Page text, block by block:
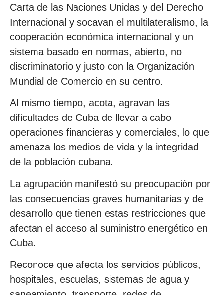
Carta de las Naciones Unidas y del Derecho
Internacional y socavan el multilateralismo, la
cooperación económica internacional y un
sistema basado en normas, abierto, no
discriminatorio y justo con la Organización
Mundial de Comercio en su centro.
Al mismo tiempo, acota, agravan las
dificultades de Cuba de llevar a cabo
operaciones financieras y comerciales, lo que
amenaza los medios de vida y la integridad
de la población cubana.
La agrupación manifestó su preocupación por
las consecuencias graves humanitarias y de
desarrollo que tienen estas restricciones que
afectan el acceso al suministro energético en
Cuba.
Reconoce que afecta los servicios públicos,
hospitales, escuelas, sistemas de agua y